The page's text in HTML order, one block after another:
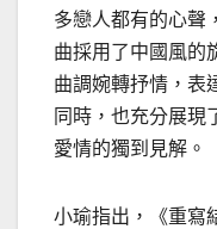
多戀人都有的心聲
曲採用了中國風的
曲調婉轉抒情，表
同時，也充分展現
愛情的獨到見解。
小瑜指出，《重寫